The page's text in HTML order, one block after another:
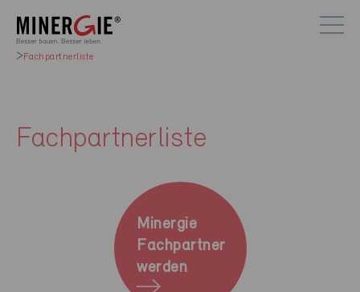
Fachpartnerliste
Fachpartnerliste
Minergie
Fachpartner
werden